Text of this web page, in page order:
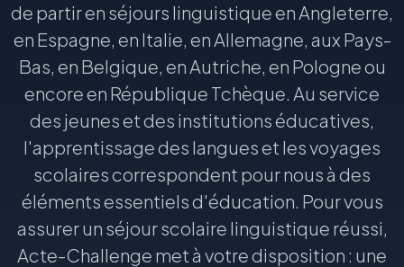
de partir en séjours linguistique en Angleterre,
en Espagne, en Italie, en Allemagne, aux Pays-
Bas, en Belgique, en Autriche, en Pologne ou
encore en République Tchèque. Au service
des jeunes et des institutions éducatives,
l'apprentissage des langues et les voyages
scolaires correspondent pour nous à des
éléments essentiels d'éducation. Pour vous
assurer un séjour scolaire linguistique réussi,
Acte-Challenge met à votre disposition : une